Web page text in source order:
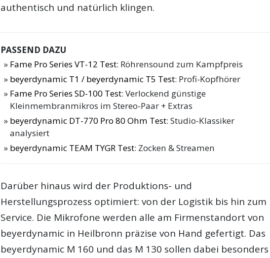
authentisch und natürlich klingen.
PASSEND DAZU
Fame Pro Series VT-12 Test: Röhrensound zum Kampfpreis
beyerdynamic T1 / beyerdynamic T5 Test: Profi-Kopfhörer
Fame Pro Series SD-100 Test: Verlockend günstige
Kleinmembranmikros im Stereo-Paar + Extras
beyerdynamic DT-770 Pro 80 Ohm Test: Studio-Klassiker
analysiert
beyerdynamic TEAM TYGR Test: Zocken & Streamen
Darüber hinaus wird der Produktions- und
Herstellungsprozess optimiert: von der Logistik bis hin zum
Service. Die Mikrofone werden alle am Firmenstandort von
beyerdynamic in Heilbronn präzise von Hand gefertigt. Das
beyerdynamic M 160 und das M 130 sollen dabei besonders